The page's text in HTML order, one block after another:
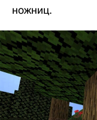
ножниц.